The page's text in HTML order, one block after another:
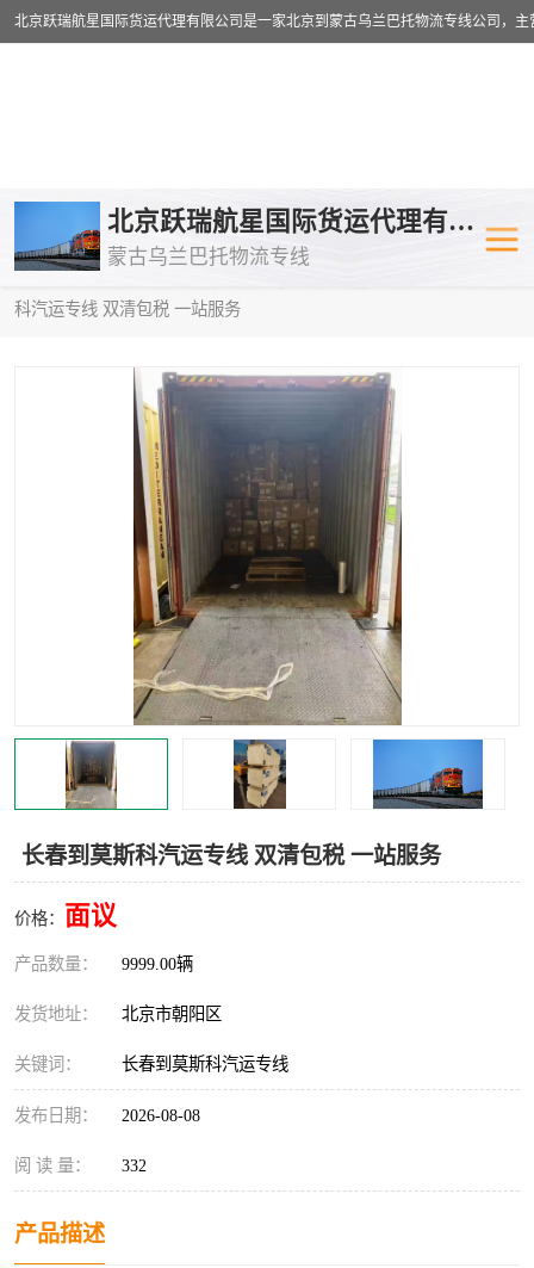
北京跃瑞航星国际货运代理有限公司
蒙古乌兰巴托物流专线
科汽运专线 双清包税 一站服务
长春到莫斯科汽运专线 双清包税 一站服务
价格： 面议
产品数量： 9999.00辆
发货地址： 北京市朝阳区
关键词： 长春到莫斯科汽运专线
发布日期： 2026-08-08
阅 读 量： 332
产品描述
乌兰巴托物流专线 乌兰巴托铁
乌兰巴托公路运输
中欧班列
蒙古乌兰巴托双清包税
蒙古乌兰巴托空运专线
蒙古乌兰巴托汽运专线
中亚铁路运输